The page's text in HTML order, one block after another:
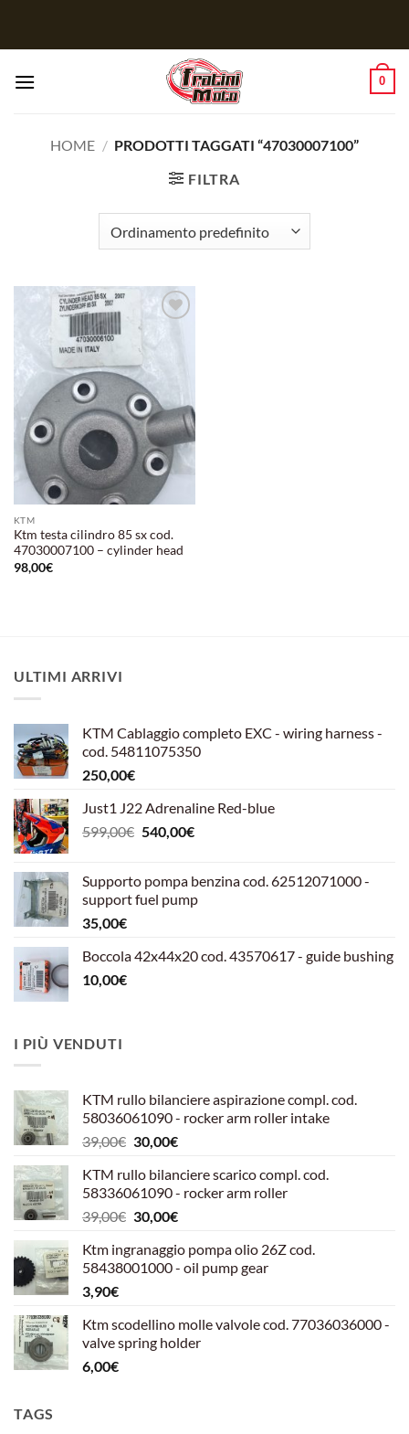
0
HOME / PRODOTTI TAGGATI “47030007100”
FILTRA
alla lista
KTM
Ktm testa cilindro 85 sx cod.
47030007100 – cylinder head
98,00€
ULTIMI ARRIVI
KTM Cablaggio completo EXC - wiring harness -
cod. 54811075350
250,00€
Just1 J22 Adrenaline Red-blue
599,00€ Il
era:
599,00€.
540,00€Il
è:
540,00€.
Supporto pompa benzina cod. 62512071000 -
support fuel pump
35,00€
Boccola 42x44x20 cod. 43570617 - guide bushing
10,00€
I PIÙ VENDUTI
KTM rullo bilanciere aspirazione compl. cod.
58036061090 - rocker arm roller intake
39,00€ Il
originale
era:
39,00€.
30,00€Il
attuale
è:
30,00€.
KTM rullo bilanciere scarico compl. cod.
58336061090 - rocker arm roller
39,00€ Il
originale
era:
30,00€Il
attuale
è:
Ktm ingranaggio pompa olio 26Z cod.
58438001000 - oil pump gear
3,90€
Ktm scodellino molle valvole cod. 77036036000 -
valve spring holder
6,00€
TAGS